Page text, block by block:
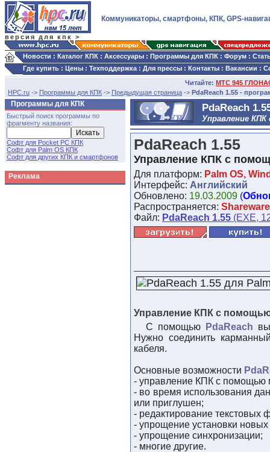
версия для кпк >
Коммуникаторы, смартфоны, КПК, GPS-
Новости : Каталог КПК : Аксессуары : Программы для КПК : Форум :
Где купить : Цены : Техподдержка : Для прессы : Контакты : Вакансии :
Читайте: МТС 945
HPC.ru -> Программы для КПК -> Предыдущая страница -> PdaReach 1.55 -
Программы для КПК
Быстрый поиск программы по
фрагменту названия:
Софт для Pocket PC КПК
Софт для Palm OS КПК
Софт для других КПК и смартфонов
Реклама
PdaReach
Управление
PdaReach 1.55
Управление КПК с
Для платформ: Palm OS,
Интерфейс: Английский
Обновлено: 19.03.2009 (
Распространяется: Shareware
Файл: PdaReach 1.55 (EXE,
Управление КПК с
С помощью
PdaReach
Нужно соединить
кабеля.
Основные возможности
- управление КПК с
- во время использования
или приглушен;
- редактирование текстовых
- упрощение установки
- упрощение синхронизации;
- многие другие.